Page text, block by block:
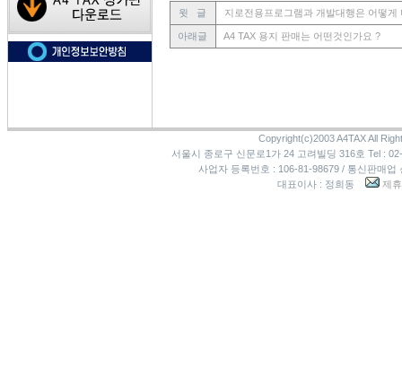
윗 글 지로전용프로그램과 개발대행은 어떻게
아래글 A4 TAX 용지 판매는 어떤것인가요 ?
Copyright(c)2003 A4TAX All
서울시 종로구 신문로1가 24 고려빌딩 316호 Tel :
사업자 등록번호 : 106-81-98679 / 통신판매업
대표이사 : 정희동
제